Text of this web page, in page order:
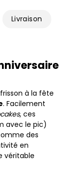
Livraison
à la fête
. Facilement
, ces
avec le pic)
des
en
véritable